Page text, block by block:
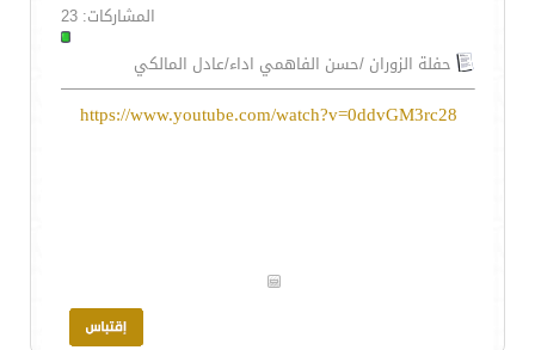
المشاركات: 23
حفلة الزوران /حسن الفاهمي اداء/عادل المالكي
https://www.youtube.com/watch?v=0ddvGM3rc28